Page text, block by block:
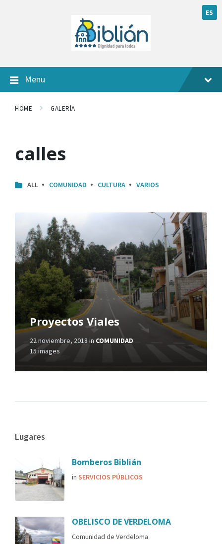
ES
Menu
HOME GALERÍA
calles
ALL COMUNIDAD CULTURA VARIOS
Proyectos Viales
22 noviembre, 2018 in COMUNIDAD
15 images
Lugares
Bomberos Biblián
in SERVICIOS PÚBLICOS
OBELISCO DE VERDELOMA
Comunidad de Verdeloma